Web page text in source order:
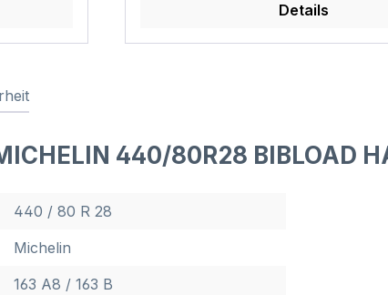
Details
440/80R28 BIBLOAD
440 / 80 R 28
Michelin
163 A8 / 163 B